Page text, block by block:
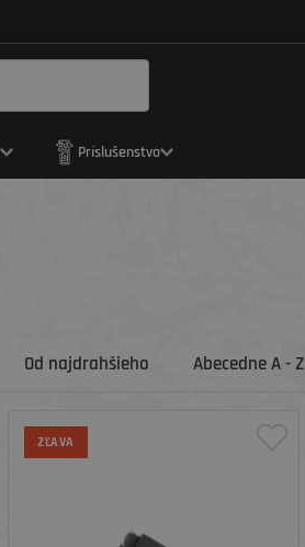
Príslušenstvo
Od najdrahšieho Abecedne A - Z
ZĽAVA